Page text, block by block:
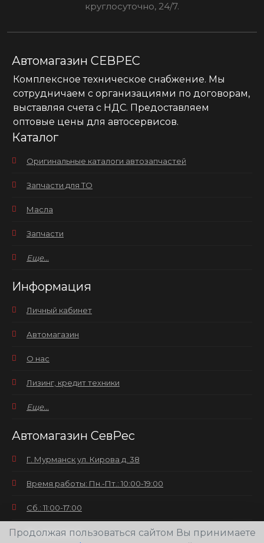
круглосуточно, 24/7.
Автомагазин СЕВРЕС
Комплексное техническое снабжение. Мы
сотрудничаем с организациями по договорам,
выставляя счета с НДС. Предоставляем
оптовые цены для автосервисов.
Каталог
Оригинальные каталоги автозапчастей
Запчасти для ТО
Масла
Запчасти
Еще...
Информация
Личный кабинет
Автомагазин
О нас
Лизинг, кредит техники
Еще...
Автомагазин СевРес
Г. Мурманск ул. Кирова д. 38
Время работы: Пн.-Пт.: 10:00-19:00
Сб.: 11:00-17:00
Вс.: выходной
Продолжая пользоваться сайтом Вы принимаете